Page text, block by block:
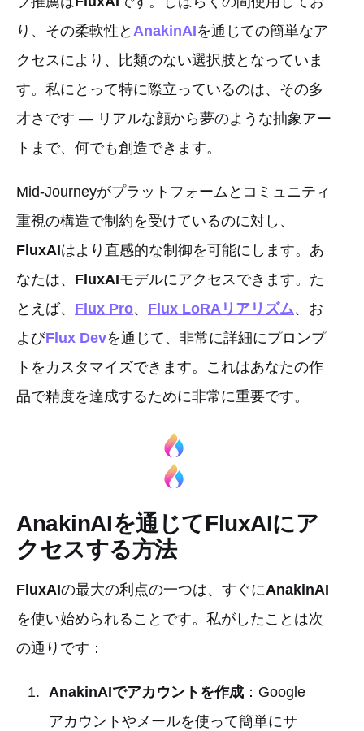
り、その柔軟性と AnakinAIを通じての簡単なア
クセスにより、比類のない選択肢となっていま
す。私にとって特に際立っているのは、その多
才さです — リアルな顔から夢のような抽象アー
トまで、何でも創造できます。
Mid-Journeyがプラットフォームとコミュニティ
重視の構造で制約を受けているのに対し、
FluxAIはより直感的な制御を可能にします。あ
なたは、 FluxAIモデルにアクセスできます。た
とえば、 Flux Pro、 Flux LoRAリアリズム、お
よびFlux Devを通じて、非常に詳細にプロンプ
トをカスタマイズできます。これはあなたの作
品で精度を達成するために非常に重要です。
AnakinAIを通じてFluxAIにア
クセスする方法
FluxAIの最大の利点の一つは、すぐにAnakinAI
を使い始められることです。私がしたことは次
の通りです：
AnakinAIでアカウントを作成：Google
アカウントやメールを使って簡単にサ